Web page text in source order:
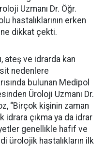
Uzmanı Dr. Öğr.
hastalıklarının erken
dikkat çekti.
ateş ve idrarda kan
nedenlere
bulunan Medipol
Üroloji Uzmanı Dr.
“Birçok kişinin zaman
idrara çıkma ya da idrar
genellikle hafif ve
ürolojik hastalıkların ilk